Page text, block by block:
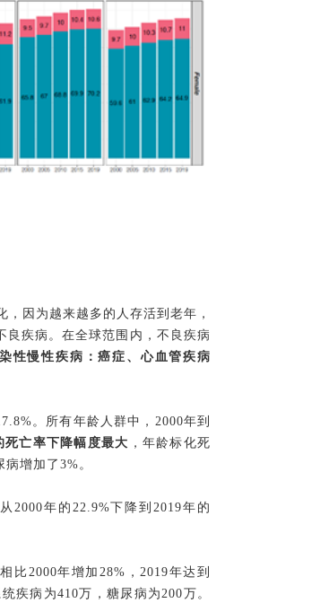
因为越来越多的人存活到老年，
良疾病。在全球范围内，不良疾病
性慢性疾病：癌症、心血管疾病
。所有年龄人群中，2000年到
亡率下降幅度最大 ，年龄标化死
增加了3%。
2000年的22.9%下降到2019年的
比2000年增加28%，2019年达到
疾病为410万，糖尿病为200万。